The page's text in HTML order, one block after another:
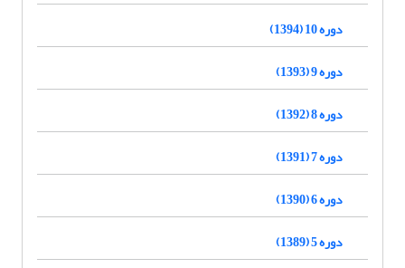
دوره 10 (1394)
دوره 9 (1393)
دوره 8 (1392)
دوره 7 (1391)
دوره 6 (1390)
دوره 5 (1389)